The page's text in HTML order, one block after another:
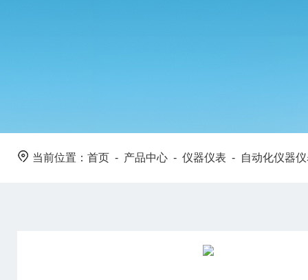
当前位置： 首页 - 产品中心 - 仪器仪表 - 自动化仪器